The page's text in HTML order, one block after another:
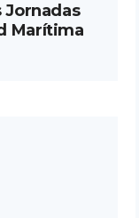
Jornadas
Marítima